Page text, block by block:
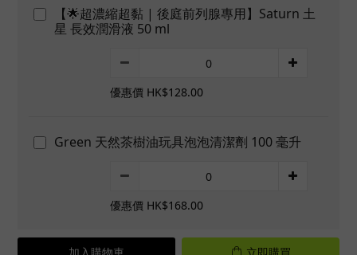
【🌟超濃縮超黏 | 後庭前列腺專用】Saturn 土
星 長效潤滑液 50 ml
優惠價 HK$128.00
Green 天然茶樹油玩具泡泡清潔劑 100 毫升
優惠價 HK$168.00